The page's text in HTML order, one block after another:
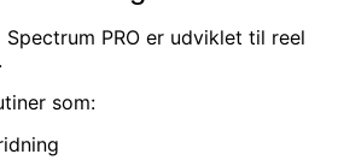
Spectrum PRO er udviklet til reel
som: